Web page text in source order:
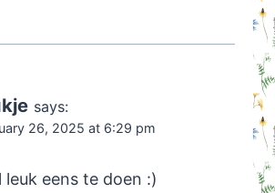
says:
26, 2025 at 6:29 pm
leuk eens te doen :)